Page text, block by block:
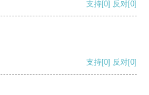
支持[0] 反对[0]
支持[0] 反对[0]